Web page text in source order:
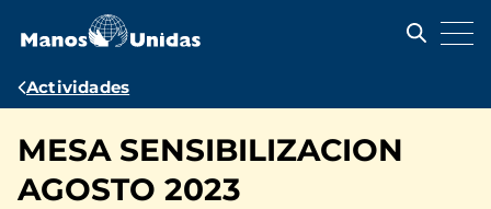
contenido
Ruta
navegación
Actividades
MESA SENSIBILIZACION
AGOSTO 2023